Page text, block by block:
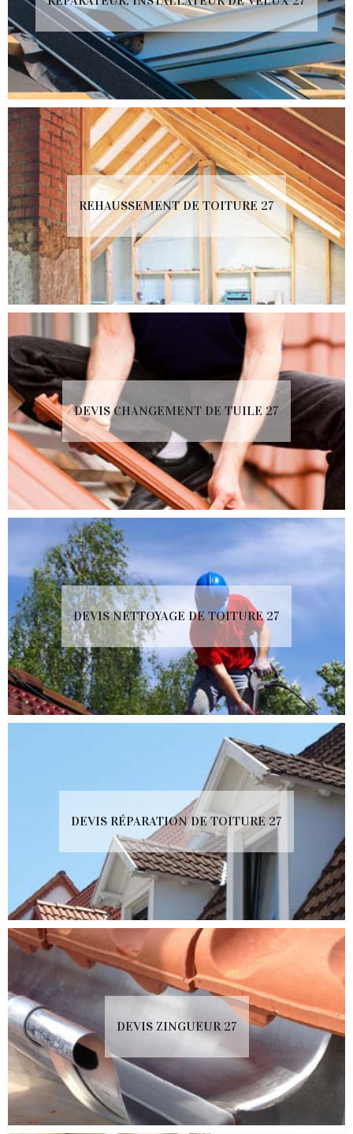
REHAUSSEMENT DE TOITURE 27
DEVIS CHANGEMENT DE TUILE 27
DEVIS NETTOYAGE DE TOITURE 27
DEVIS RÉPARATION DE TOITURE 27
DEVIS ZINGUEUR 27